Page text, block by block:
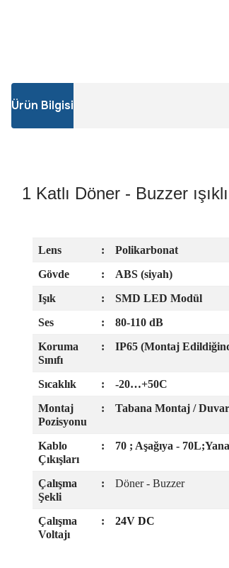
Ürün Bilgisi
1 Katlı Döner - Buzzer
Lens :
Polikarbonat
Gövde
:
ABS (siyah)
Işık
:
SMD LED Modül
Ses
:
80-110 dB
Koruma
Sınıfı
: IP65 (Montaj
Sıcaklık :
-20…+50C
Montaj
Pozisyonu
: Tabana Montaj /
Kablo
Çıkışları
: 70 ; Aşağıya -
Çalışma
Şekli
: Döner - Buzzer
Çalışma
Voltajı
: 24V DC